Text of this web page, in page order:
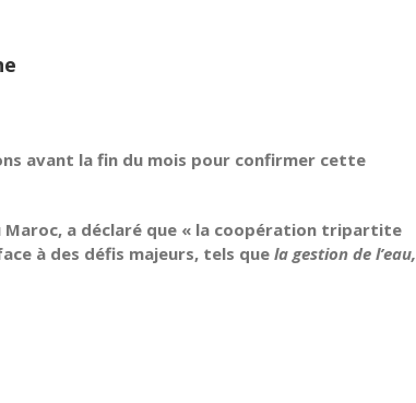
avant la fin du mois pour confirmer cette
Maroc, a déclaré que « la coopération tripartite
à des défis majeurs, tels que la gestion de l’eau,